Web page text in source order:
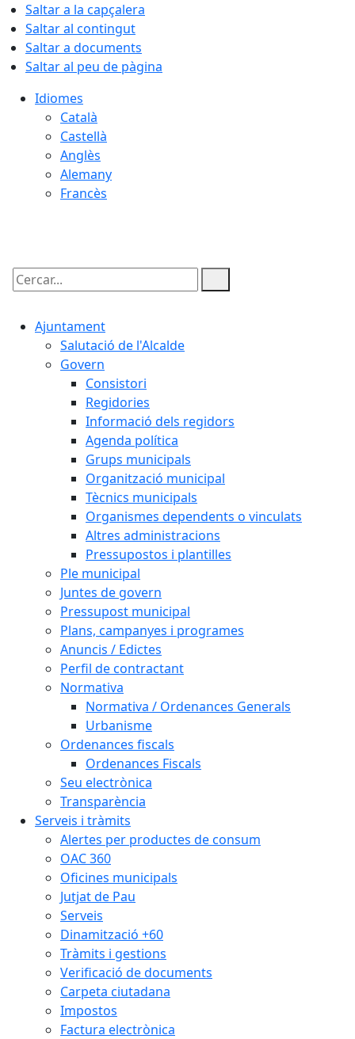
Saltar a la capçalera
Saltar al contingut
Saltar a documents
Saltar al peu de pàgina
Idiomes
Català
Castellà
Anglès
Alemany
Francès
Cercar:
Ajuntament
Salutació de l'Alcalde
Govern
Consistori
Regidories
Informació dels regidors
Agenda política
Grups municipals
Organització municipal
Tècnics municipals
Organismes dependents o vinculats
Altres administracions
Pressupostos i plantilles
Ple municipal
Juntes de govern
Pressupost municipal
Plans, campanyes i programes
Anuncis / Edictes
Perfil de contractant
Normativa
Normativa / Ordenances Generals
Urbanisme
Ordenances fiscals
Ordenances Fiscals
Seu electrònica
Transparència
Serveis i tràmits
Alertes per productes de consum
OAC 360
Oficines municipals
Jutjat de Pau
Serveis
Dinamització +60
Tràmits i gestions
Verificació de documents
Carpeta ciutadana
Impostos
Factura electrònica